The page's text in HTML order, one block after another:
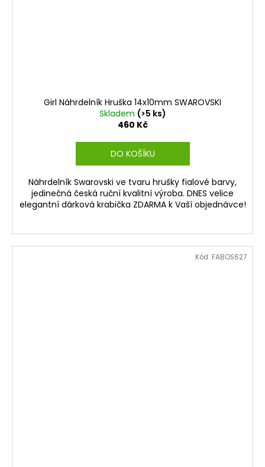
Girl Náhrdelník Hruška 14x10mm SWAROVSKI
Skladem (>5 ks)
460 Kč
DO KOŠÍKU
Náhrdelník Swarovski ve tvaru hrušky fialové barvy,
jedinečná česká ruční kvalitní výroba. DNES velice
elegantní dárková krabička ZDARMA k Vaší objednávce!
Kód: FABOS627